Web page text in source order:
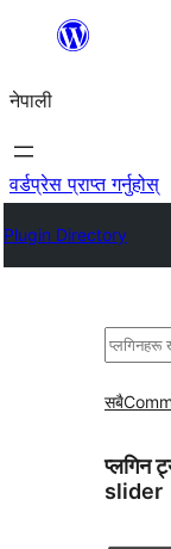
सामग्रीमा
नेपाली
वर्डप्रेस प्राप्त गर्नुहोस्
Plugin Directory
खोज्नुहोस्
सबै
प्लगिन
slider